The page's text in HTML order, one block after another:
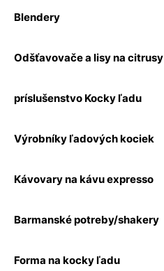
Blendery
Odšťavovače a lisy na citrusy
príslušenstvo Kocky ľadu
Výrobníky ľadových kociek
Kávovary na kávu expresso
Barmanské potreby/shakery
Forma na kocky ľadu